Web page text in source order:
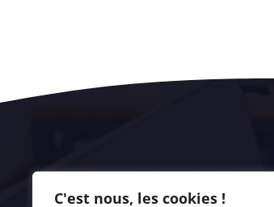
C'est nous, les cookies !